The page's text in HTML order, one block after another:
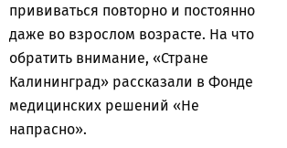
прививаться повторно и постоянно
даже во взрослом возрасте. На что
обратить внимание, «Стране
Калининград» рассказали в Фонде
медицинских решений «Не
напрасно».